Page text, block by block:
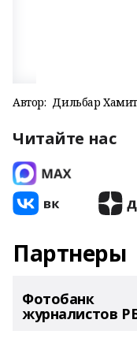
Автор: Дильбар
Читайте нас
Партнеры
Фотобанк
журналистов